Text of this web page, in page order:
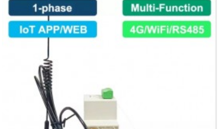
● 온도 : 2-way 케이블 온도 측정
● 펄스 출력 : 액티브 펄스 출력